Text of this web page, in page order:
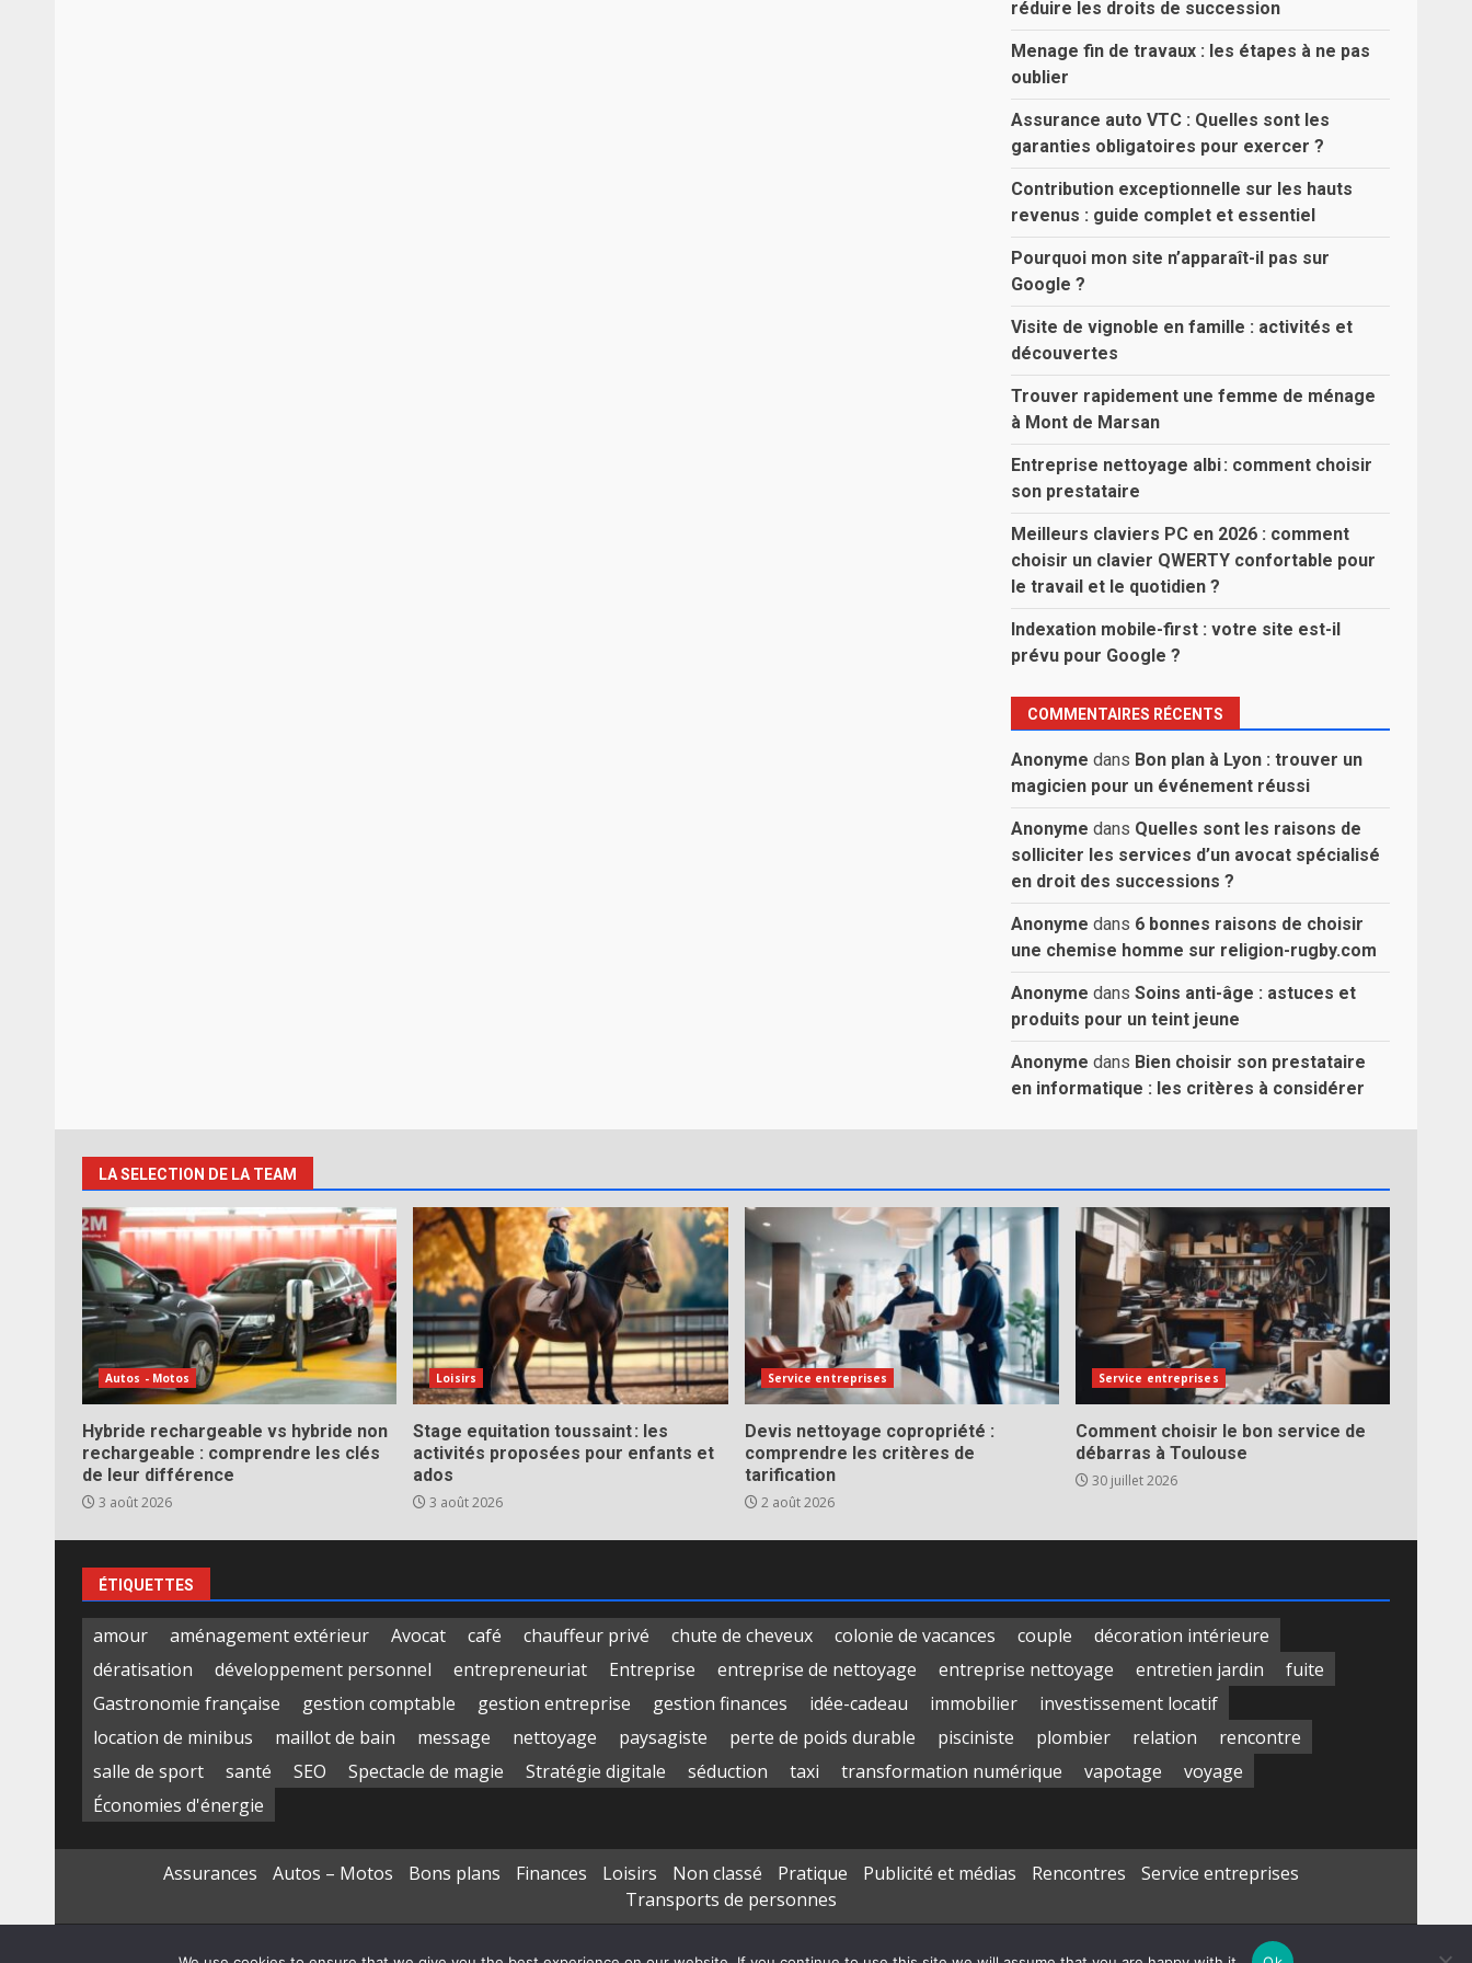
réduire les droits de succession
Menage fin de travaux : les étapes à ne pas
oublier
Assurance auto VTC : Quelles sont les
garanties obligatoires pour exercer ?
Contribution exceptionnelle sur les hauts
revenus : guide complet et essentiel
Pourquoi mon site n’apparaît-il pas sur
Google ?
Visite de vignoble en famille : activités et
découvertes
Trouver rapidement une femme de ménage
à Mont de Marsan
Entreprise nettoyage albi : comment choisir
son prestataire
Meilleurs claviers PC en 2026 : comment
choisir un clavier QWERTY confortable pour
le travail et le quotidien ?
Indexation mobile-first : votre site est-il
prévu pour Google ?
COMMENTAIRES RÉCENTS
Anonyme dans Bon plan à Lyon : trouver un
magicien pour un événement réussi
Anonyme dans Quelles sont les raisons de
solliciter les services d’un avocat spécialisé
en droit des successions ?
Anonyme dans 6 bonnes raisons de choisir
une chemise homme sur religion-rugby.com
Anonyme dansSoins anti-âge : astuces et
produits pour un teint jeune
Anonyme dans Bien choisir son prestataire
en informatique : les critères à considérer
LA SELECTION DE LA TEAM
Autos - Motos
Hybride rechargeable vs hybride non
rechargeable : comprendre les clés
de leur différence
3 août 2026
Loisirs
Stage equitation toussaint : les
activités proposées pour enfants et
ados
3 août 2026
Service entreprises
Devis nettoyage copropriété :
comprendre les critères de
tarification
2 août 2026
Service entreprises
Comment choisir le bon service de
débarras à Toulouse
30 juillet 2026
ÉTIQUETTES
amour aménagement extérieur Avocat café chauffeur privé chute de cheveux colonie de vacances couple
décoration intérieure
dératisation
développement personnel entrepreneuriat Entreprise entreprise de nettoyage entreprise nettoyage entretien jardin
fuite
Gastronomie française
gestion comptable gestion entreprise gestion finances idée-cadeau immobilier
investissement locatif
location de minibus
maillot de bain message nettoyage paysagiste perte de poids durable pisciniste plombier relation
rencontre
salle de sport
santé SEO Spectacle de magie Stratégie digitale séduction taxi transformation numérique vapotage
voyage
Économies d'énergie
Assurances Autos – Motos Bons plans Finances Loisirs Non classé Pratique Publicité et médias Rencontres
Service entreprises
Transports de personnes